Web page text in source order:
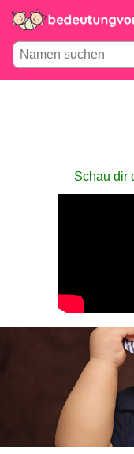
Schau dir